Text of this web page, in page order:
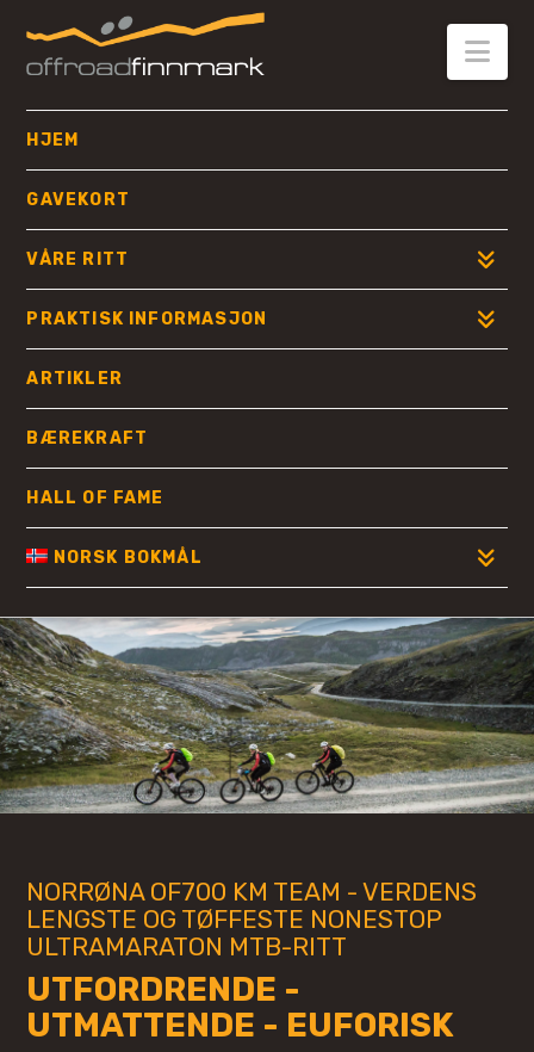
OFFROAD
FINNMARK
HJEM
GAVEKORT
VÅRE RITT
PRAKTISK INFORMASJON
ARTIKLER
BÆREKRAFT
HALL OF FAME
NORSK BOKMÅL
NORRØNA OF700 KM TEAM - VERDENS
LENGSTE OG TØFFESTE NONESTOP
ULTRAMARATON MTB-RITT
UTFORDRENDE -
UTMATTENDE - EUFORISK